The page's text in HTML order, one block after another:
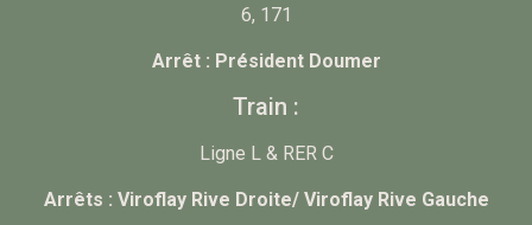
6, 171
Arrêt : Président Doumer
Train :
Ligne L & RER C
Arrêts : Viroflay Rive Droite/ Viroflay Rive Gauche